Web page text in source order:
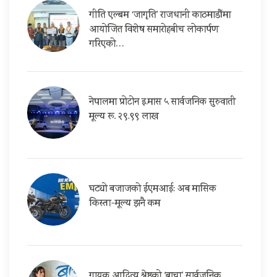
गीति एल्बम ‘जागृति’ राजधानी काठमाडौंमा
आयोजित विशेष समारोहबीच लोकार्पण
गरिएको…
नेपालमा प्रोटोन इ.मास ५ सार्वजनिक सुरुवाती
मूल्य रू. २९.९९ लाख
घट्यो बजाजको ईएमआई: अब मासिक
किस्ता-मूल्य झनै कम